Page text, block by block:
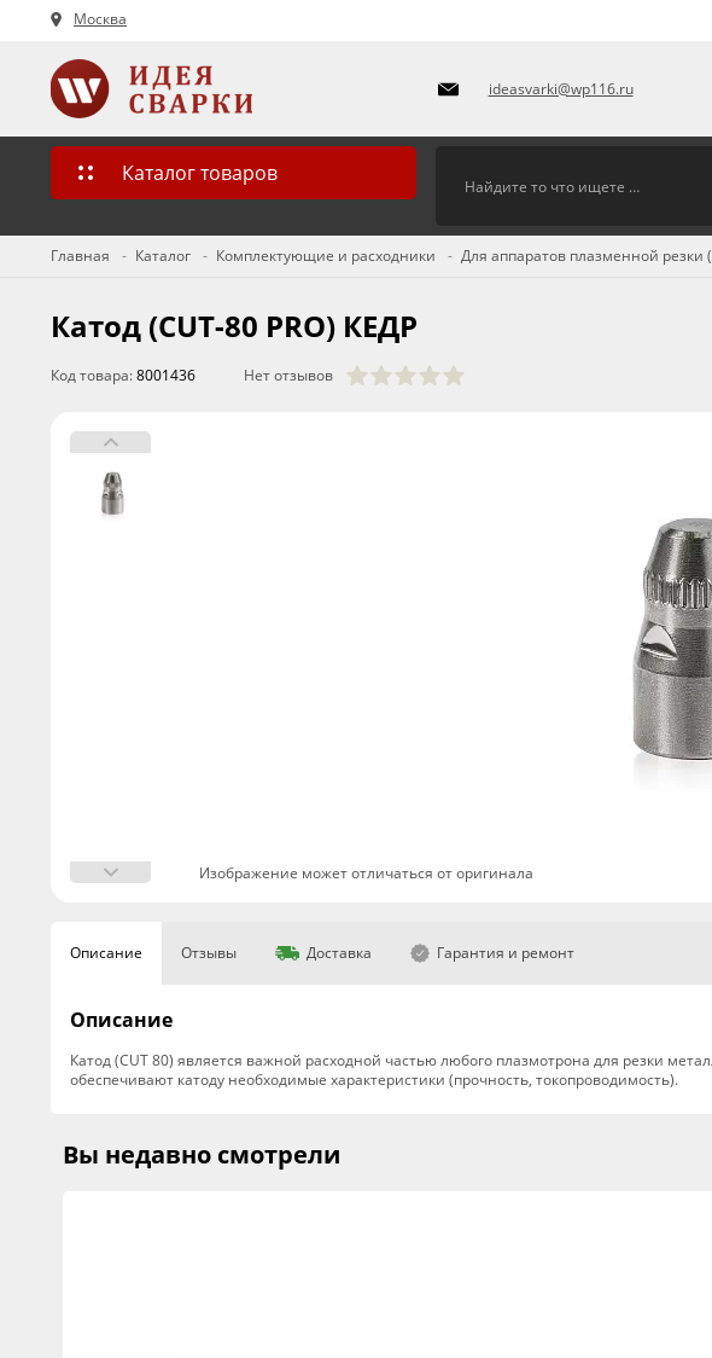
Москва
ideasvarki@wp116.ru
Каталог товаров
Главная Каталог Комплектующие и расходники Для аппаратов плазменной резки
Катод (CUT-80 PRO) КЕДР
Код товара:8001436 Нет отзывов
Изображение может отличаться от оригинала
Описание Отзывы Доставка Гарантия и ремонт
Описание
Катод (CUT 80) является важной расходной частью любого плазмотрона для резки
обеспечивают катоду необходимые характеристики (прочность, токопроводимость).
Вы недавно смотрели